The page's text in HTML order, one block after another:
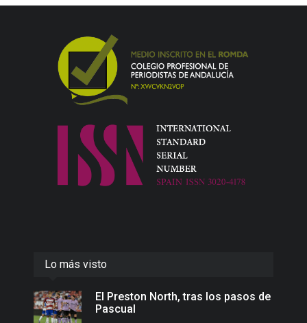
Lo más visto
El Preston North, tras los pasos de
Pascual